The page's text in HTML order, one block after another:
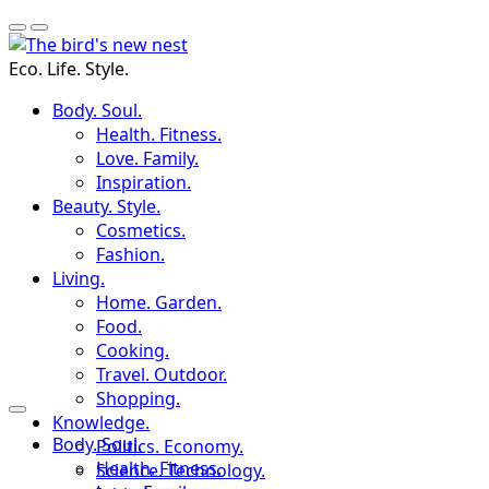
Eco. Life. Style.
Body. Soul.
Health. Fitness.
Love. Family.
Inspiration.
Beauty. Style.
Cosmetics.
Fashion.
Living.
Home. Garden.
Food.
Cooking.
Travel. Outdoor.
Shopping.
Knowledge.
Politics. Economy.
Science. Technology.
Body. Soul.
Health. Fitness.